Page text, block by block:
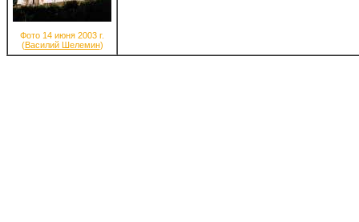
Фото 14 июня 2003 г.
(Василий Шелемин)